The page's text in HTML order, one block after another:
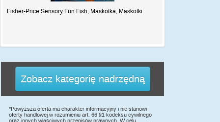
Fisher-Price Sensory Fun Fish, Maskotka, Maskotki
Zobacz kategorię nadrzędną
*Powyższa oferta ma charakter informacyjny i nie stanowi
oferty handlowej w rozumieniu art. 66 §1 kodeksu cywilnego
oraz innych właściwych przepisów prawnych. W celu